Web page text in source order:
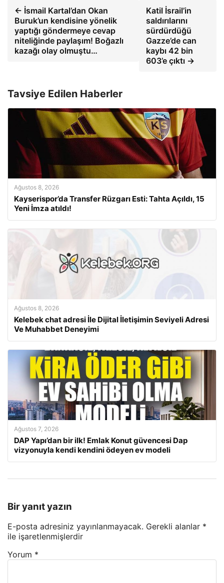
← İsmail Kartal’dan Okan
Buruk’un kendisine yönelik
yaptığı göndermeye cevap
niteliğinde paylaşım! Boğazlı
kazağı olay olmuştu…
Katil İsrail’in
saldırılarını
sürdürdüğü
Gazze’de can
kaybı 42 bin
603’e çıktı →
Tavsiye Edilen Haberler
Ağustos 8, 2026
Kayserispor’da Transfer Rüzgarı Esti: Tahta Açıldı, 15
Yeni İmza atıldı!
Ağustos 8, 2026
Kelebek chat adresi İle Dijital İletişimin Seviyeli Adresi
Ve Muhabbet Deneyimi
Ağustos 7, 2026
DAP Yapı’dan bir ilk! Emlak Konut güvencesi Dap
vizyonuyla kendi kendini ödeyen ev modeli
Bir yanıt yazın
E-posta adresiniz yayınlanmayacak. Gerekli alanlar *
ile işaretlenmişlerdir
Yorum *